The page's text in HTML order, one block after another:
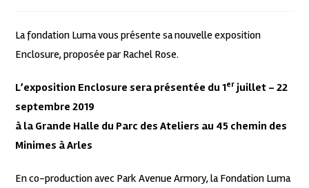
La fondation Luma vous présente sa nouvelle exposition
Enclosure, proposée par Rachel Rose.
L’exposition Enclosure sera présentée du 1er juillet – 22
septembre 2019
à la Grande Halle du Parc des Ateliers au 45 chemin des
Minimes à Arles
En co-production avec Park Avenue Armory, la Fondation Luma